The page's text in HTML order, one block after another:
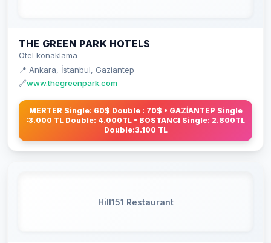
THE GREEN PARK HOTELS
Otel konaklama
📍 Ankara, İstanbul, Gaziantep
🔗www.thegreenpark.com
MERTER Single: 60$ Double : 70$ • GAZİANTEP Single
:3.000 TL Double: 4.000TL • BOSTANCI Single: 2.800TL
Double:3.100 TL
Hill151 Restaurant